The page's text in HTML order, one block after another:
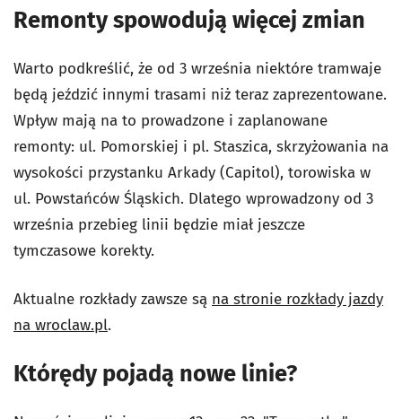
Remonty spowodują więcej zmian
Warto podkreślić, że od 3 września niektóre tramwaje
będą jeździć innymi trasami niż teraz zaprezentowane.
Wpływ mają na to prowadzone i zaplanowane
remonty: ul. Pomorskiej i pl. Staszica, skrzyżowania na
wysokości przystanku Arkady (Capitol), torowiska w
ul. Powstańców Śląskich. Dlatego wprowadzony od 3
września przebieg linii będzie miał jeszcze
tymczasowe korekty.
Aktualne rozkłady zawsze są na stronie rozkłady jazdy
na wroclaw.pl.
Którędy pojadą nowe linie?